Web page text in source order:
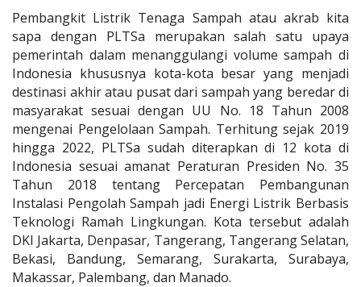
Pembangkit Listrik Tenaga Sampah atau akrab kita
sapa dengan PLTSa merupakan salah satu upaya
pemerintah dalam menanggulangi volume sampah di
Indonesia khususnya kota-kota besar yang menjadi
destinasi akhir atau pusat dari sampah yang beredar di
masyarakat sesuai dengan UU No. 18 Tahun 2008
mengenai Pengelolaan Sampah. Terhitung sejak 2019
hingga 2022, PLTSa sudah diterapkan di 12 kota di
Indonesia sesuai amanat Peraturan Presiden No. 35
Tahun 2018 tentang Percepatan Pembangunan
Instalasi Pengolah Sampah jadi Energi Listrik Berbasis
Teknologi Ramah Lingkungan. Kota tersebut adalah
DKI Jakarta, Denpasar, Tangerang, Tangerang Selatan,
Bekasi, Bandung, Semarang, Surakarta, Surabaya,
Makassar, Palembang, dan Manado.